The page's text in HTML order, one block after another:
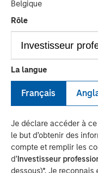
Belgique
Rôle
La langue
Français
Je déclare accéder à
le but d’obtenir des
compte et remplir les
d’Investisseur
dessous)*. Je
Managing Director
Evolving
Geopolitical Risk